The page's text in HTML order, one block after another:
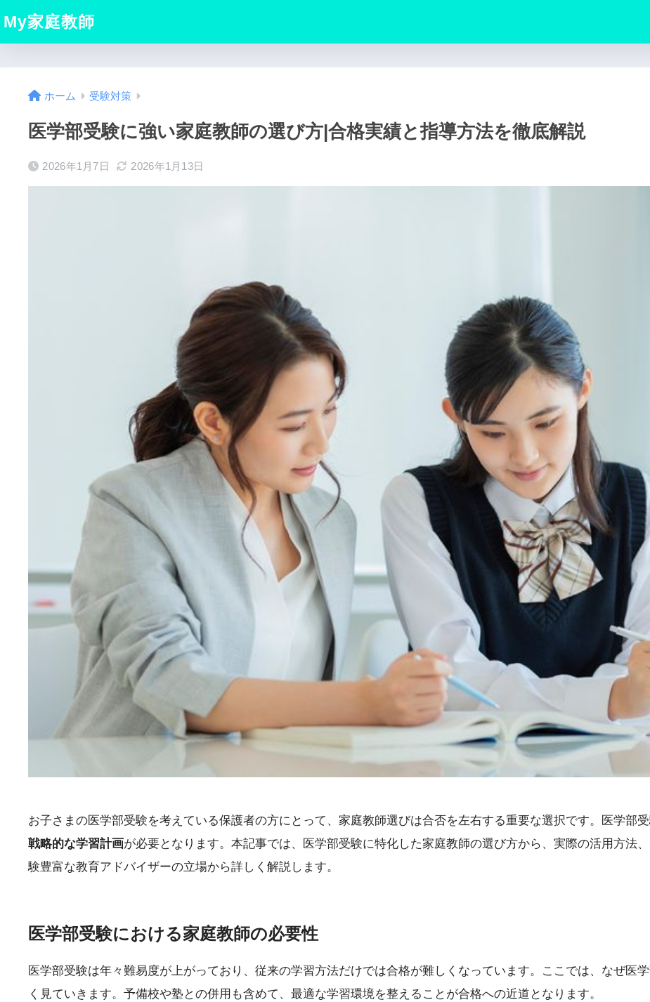
My家庭教師
ホーム 受験対策
医学部受験に強い家庭教師の選び方|合格実績と指導方法を徹底解説
2026年1月7日 2026年1月13日
お子さまの医学部受験を考えている保護者の方にとって、家庭教師選びは合否を左右する重要な選択です。医学部
戦略的な学習計画が必要となります。本記事では、医学部受験に特化した家庭教師の選び方から、実際の活用方法
験豊富な教育アドバイザーの立場から詳しく解説します。
医学部受験における家庭教師の必要性
医学部受験は年々難易度が上がっており、従来の学習方法だけでは合格が難しくなっています。ここでは、なぜ医
く見ていきます。予備校や塾との併用も含めて、最適な学習環境を整えることが合格への近道となります。